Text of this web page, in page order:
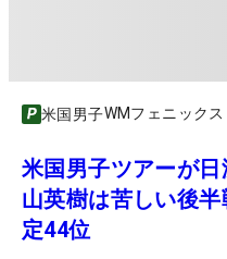
米国男子WMフェニック
米国男子ツアーが
山英樹は苦しい後
定44位